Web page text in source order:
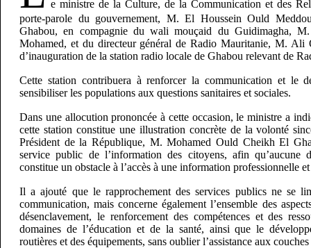
e ministre de la Culture, de la Communication et des
porte-parole du gouvernement, M. El Houssein Ould
Ghabou, en compagnie du wali mouçaid du Guidimagha,
Mohamed, et du directeur général de Radio Mauritanie, M. Ali
d’inauguration de la station radio locale de Ghabou relevant de
Cette station contribuera à renforcer la communication et le
sensibiliser les populations aux questions sanitaires et sociales.
Dans une allocution prononcée à cette occasion, le ministre a
cette station constitue une illustration concrète de la volonté
Président de la République, M. Mohamed Ould Cheikh El
service public de l’information des citoyens, afin qu’aucune
constitue un obstacle à l’accès à une information professionnelle
Il a ajouté que le rapprochement des services publics ne se
communication, mais concerne également l’ensemble des
désenclavement, le renforcement des compétences et des
domaines de l’éducation et de la santé, ainsi que le
routières et des équipements, sans oublier l’assistance aux